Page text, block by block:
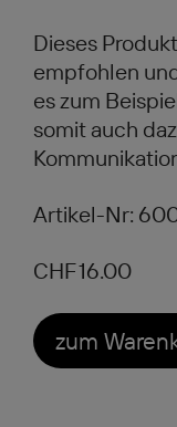
Dieses
empfohlen
es zum
somit auch
Artikel-Nr:
CHF 16.00
zum